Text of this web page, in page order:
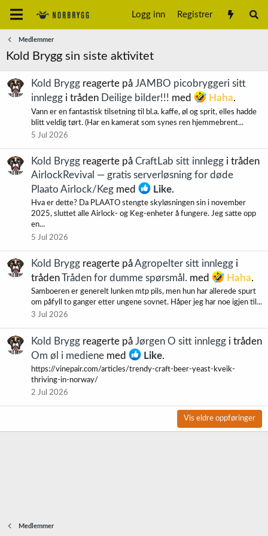
Logg inn Registrer
Medlemmer
Kold Brygg sin siste aktivitet
Kold Brygg reagerte på JAMBO picobryggeri sitt
innlegg i tråden Deilige bilder!!! med Haha.
Vann er en fantastisk tilsetning til bl.a. kaffe, øl og sprit, elles hadde
blitt veldig tørt. (Har en kamerat som synes ren hjemmebrent...
5 Jul 2026
Kold Brygg reagerte på CraftLab sitt innlegg i tråden
AirlockRevival — gratis serverløsning for døde
Plaato Airlock/Keg med Like.
Hva er dette? Da PLAATO stengte skyløsningen sin i november
2025, sluttet alle Airlock- og Keg-enheter å fungere. Jeg satte opp
en...
5 Jul 2026
Kold Brygg reagerte påAgropelter sitt innlegg i
trådenTråden for dumme spørsmål. med Haha.
Samboeren er generelt lunken mtp pils, men hun har allerede spurt
om påfyll to ganger etter ungene sovnet. Håper jeg har noe igjen til...
3 Jul 2026
Kold Brygg reagerte på Jørgen O sitt innlegg i tråden
Om øl i mediene med Like.
https://vinepair.com/articles/trendy-craft-beer-yeast-kveik-
thriving-in-norway/
2 Jul 2026
Vis eldre oppføringer
Medlemmer